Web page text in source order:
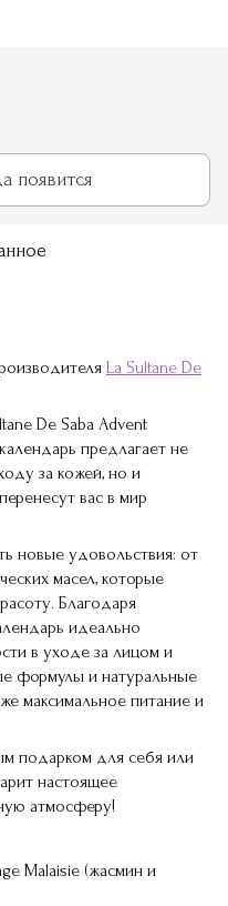
появится
La Sultane De
De Saba Advent
предлагает не
за кожей, но и
вас в мир
новые удовольствия: от
масел, которые
Благодаря
идеально
в уходе за лицом и
формулы и натуральные
максимальное питание и
подарком для себя или
настоящее
атмосферу!
Malaisie (жасмин и